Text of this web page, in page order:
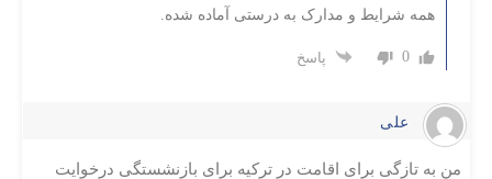
همه شرایط و مدارک به درستی آماده شده.
0 پاسخ
علی
من به تازگی برای اقامت در ترکیه برای بازنشستگی درخوایت